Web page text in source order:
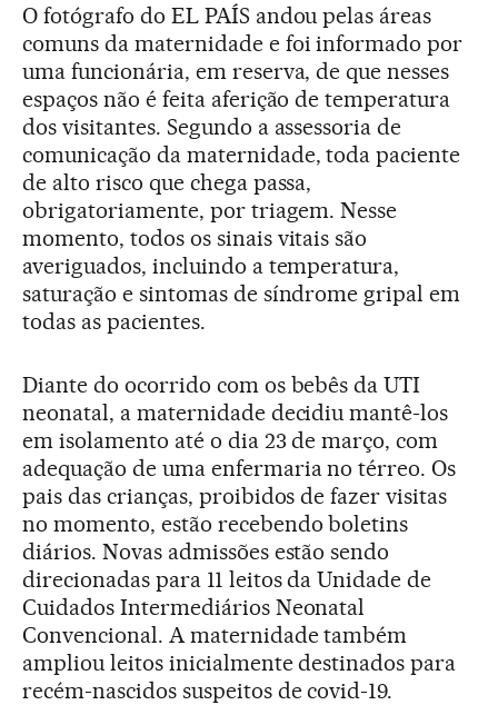
O fotógrafo do EL PAÍS andou pelas áreas
comuns da maternidade e foi informado por
uma funcionária, em reserva, de que nesses
espaços não é feita aferição de temperatura
dos visitantes. Segundo a assessoria de
comunicação da maternidade, toda paciente
de alto risco que chega passa,
obrigatoriamente, por triagem. Nesse
momento, todos os sinais vitais são
averiguados, incluindo a temperatura,
saturação e sintomas de síndrome gripal em
todas as pacientes.
Diante do ocorrido com os bebês da UTI
neonatal, a maternidade decidiu mantê-los
em isolamento até o dia 23 de março, com
adequação de uma enfermaria no térreo. Os
pais das crianças, proibidos de fazer visitas
no momento, estão recebendo boletins
diários. Novas admissões estão sendo
direcionadas para 11 leitos da Unidade de
Cuidados Intermediários Neonatal
Convencional. A maternidade também
ampliou leitos inicialmente destinados para
recém-nascidos suspeitos de covid-19.